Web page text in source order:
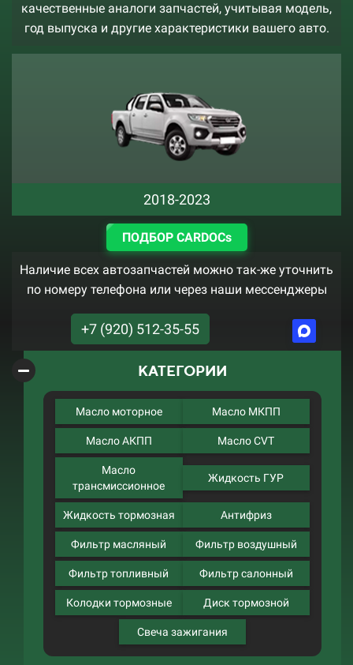
качественные аналоги запчастей, учитывая модель,
год выпуска и другие характеристики вашего авто.
2018-2023
ПОДБОР CARDOCs
Наличие всех автозапчастей можно так-же уточнить
по номеру телефона или через наши мессенджеры
+7 (920) 512-35-55
КАТЕГОРИИ
Масло моторное Масло МКПП
Масло АКПП Масло CVT
Масло
трансмиссионное
Жидкость ГУР
Жидкость тормозная Антифриз
Фильтр масляный Фильтр воздушный
Фильтр топливный Фильтр салонный
Колодки тормозные Диск тормозной
Свеча зажигания